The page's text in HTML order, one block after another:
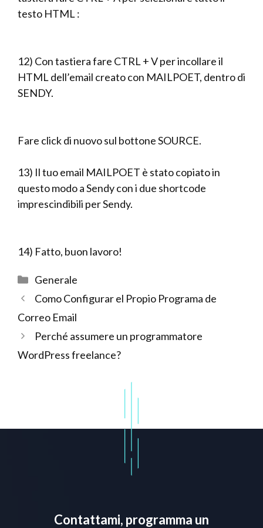
testo HTML :
12) Con tastiera fare CTRL + V per incollare il
HTML dell’email creato con MAILPOET, dentro di
SENDY.
Fare click di nuovo sul bottone SOURCE.
13) Il tuo email MAILPOET è stato copiato in
questo modo a Sendy con i due shortcode
imprescindibili per Sendy.
14) Fatto, buon lavoro!
Categorie
Generale
Como Configurar el Propio Programa de
Correo Email
Perché assumere un programmatore
WordPress freelance?
Contattami, programma un